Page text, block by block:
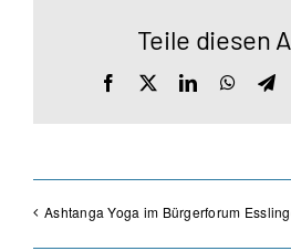
Teile diesen
Facebook LinkedIn
Ashtanga Yoga im Bürgerforum